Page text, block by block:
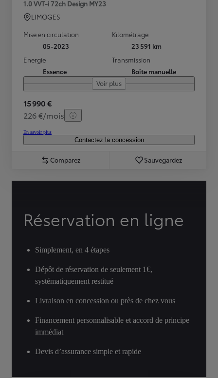
1.0 VVT-i 72ch Design MY23
LIMOGES
Mise en circulation
05-2023
Kilométrage
23 591 km
Energie
Essence
Transmission
Boîte manuelle
Voir plus
15 990 €
226 €/mois
En savoir plus
Contactez la concession
Comparez Sauvegardez
Réservation en ligne
Simplement, en 4 étapes
Dépôt de réservation de seulement 1€,
systématiquement restitué
Livraison en concession ou près de chez vous
Financement personnalisable et accord de principe
immédiat
Devis d’assurance simple et rapide